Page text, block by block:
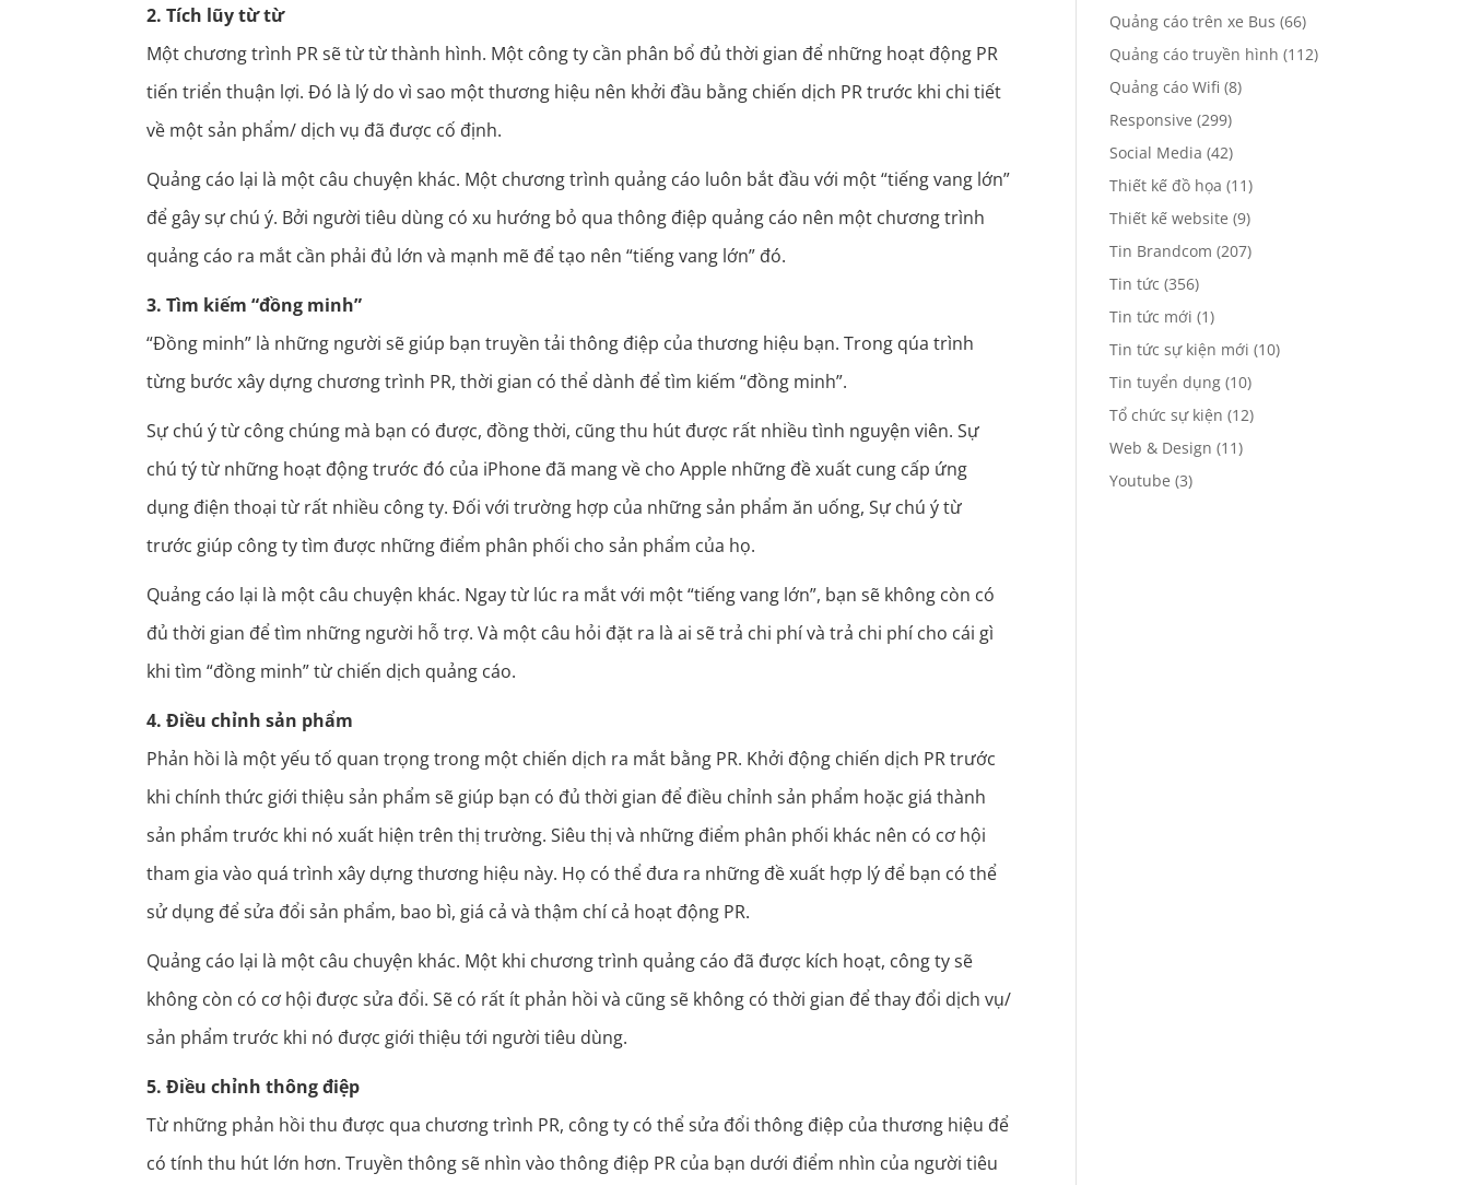
2. Tích lũy từ từ
Một chương trình PR sẽ từ từ thành hình. Một công ty cần phân bổ đủ thời gian để những hoạt động PR
tiến triển thuận lợi. Đó là lý do vì sao một thương hiệu nên khởi đầu bằng chiến dịch PR trước khi chi tiết
về một sản phẩm/ dịch vụ đã được cố định.
Quảng cáo lại là một câu chuyện khác. Một chương trình quảng cáo luôn bắt đầu với một “tiếng vang lớn”
để gây sự chú ý. Bởi người tiêu dùng có xu hướng bỏ qua thông điệp quảng cáo nên một chương trình
quảng cáo ra mắt cần phải đủ lớn và mạnh mẽ để tạo nên “tiếng vang lớn” đó.
3. Tìm kiếm “đồng minh”
“Đồng minh” là những người sẽ giúp bạn truyền tải thông điệp của thương hiệu bạn. Trong qúa trình
từng bước xây dựng chương trình PR, thời gian có thể dành để tìm kiếm “đồng minh”.
Sự chú ý từ công chúng mà bạn có được, đồng thời, cũng thu hút được rất nhiều tình nguyện viên. Sự
chú tý từ những hoạt động trước đó của iPhone đã mang về cho Apple những đề xuất cung cấp ứng
dụng điện thoại từ rất nhiều công ty. Đối với trường hợp của những sản phẩm ăn uống, Sự chú ý từ
trước giúp công ty tìm được những điểm phân phối cho sản phẩm của họ.
Quảng cáo lại là một câu chuyện khác. Ngay từ lúc ra mắt với một “tiếng vang lớn”, bạn sẽ không còn có
đủ thời gian để tìm những người hỗ trợ. Và một câu hỏi đặt ra là ai sẽ trả chi phí và trả chi phí cho cái gì
khi tìm “đồng minh” từ chiến dịch quảng cáo.
4. Điều chỉnh sản phẩm
Phản hồi là một yếu tố quan trọng trong một chiến dịch ra mắt bằng PR. Khởi động chiến dịch PR trước
khi chính thức giới thiệu sản phẩm sẽ giúp bạn có đủ thời gian để điều chỉnh sản phẩm hoặc giá thành
sản phẩm trước khi nó xuất hiện trên thị trường. Siêu thị và những điểm phân phối khác nên có cơ hội
tham gia vào quá trình xây dựng thương hiệu này. Họ có thể đưa ra những đề xuất hợp lý để bạn có thể
sử dụng để sửa đổi sản phẩm, bao bì, giá cả và thậm chí cả hoạt động PR.
Quảng cáo lại là một câu chuyện khác. Một khi chương trình quảng cáo đã được kích hoạt, công ty sẽ
không còn có cơ hội được sửa đổi. Sẽ có rất ít phản hồi và cũng sẽ không có thời gian để thay đổi dịch vụ/
sản phẩm trước khi nó được giới thiệu tới người tiêu dùng.
5. Điều chỉnh thông điệp
Từ những phản hồi thu được qua chương trình PR, công ty có thể sửa đổi thông điệp của thương hiệu để
có tính thu hút lớn hơn. Truyền thông sẽ nhìn vào thông điệp PR của bạn dưới điểm nhìn của người tiêu
Quảng cáo trên xe Bus (66)
Quảng cáo truyền hình (112)
Quảng cáo Wifi (8)
Responsive (299)
Social Media (42)
Thiết kế đồ họa (11)
Thiết kế website (9)
Tin Brandcom (207)
Tin tức (356)
Tin tức mới (1)
Tin tức sự kiện mới (10)
Tin tuyển dụng (10)
Tổ chức sự kiện (12)
Web & Design (11)
Youtube (3)